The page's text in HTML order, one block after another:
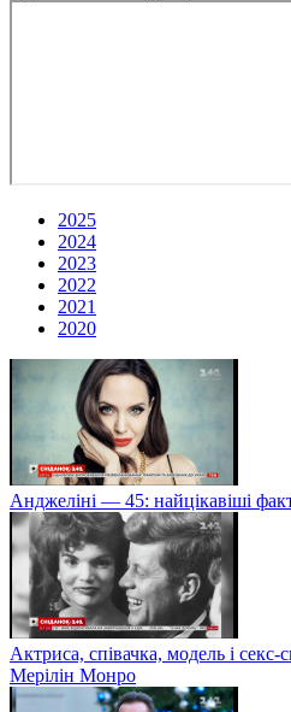
2025
2024
2023
2022
2021
2020
Анджеліні — 45: найцікавіші
Актриса, співачка, модель і секс-
Мерілін Монро